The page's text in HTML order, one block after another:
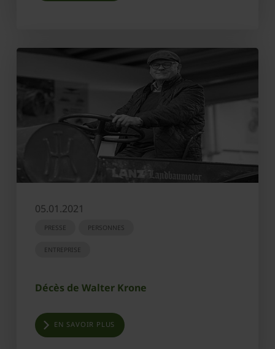
05.01.2021
PRESSE PERSONNES
ENTREPRISE
Décès de Walter Krone
EN SAVOIR PLUS